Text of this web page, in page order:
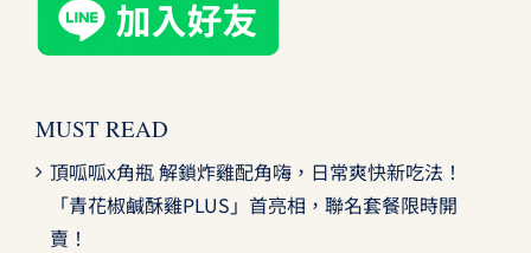
MUST READ
頂呱呱x角瓶 解鎖炸雞配角嗨，日常爽快新吃法！
「青花椒鹹酥雞PLUS」首亮相，聯名套餐限時開
賣！